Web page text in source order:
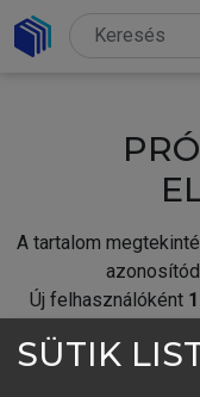
A tartalom
Új felhasználóként
SÜTIK